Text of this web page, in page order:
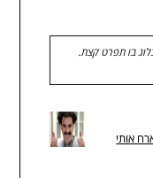
בו תפרט קצת.
שלי מארח אותי